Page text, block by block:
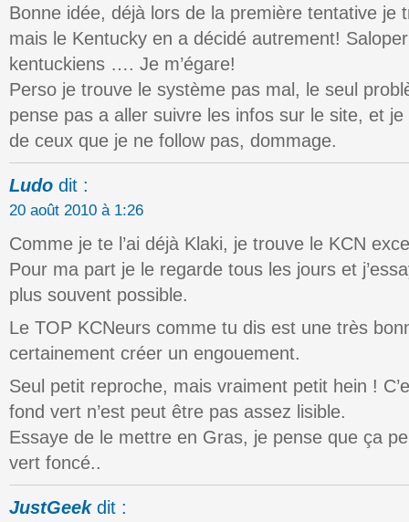
Bonne idée, déjà lors de la première tentative je
mais le Kentucky en a décidé autrement!
kentuckiens …. Je m’égare!
Perso je trouve le système pas mal, le seul
pense pas a aller suivre les infos sur le site, et
de ceux que je ne follow pas, dommage.
Ludo dit :
20 août 2010 à 1:26
Comme je te l’ai déjà Klaki, je trouve le KCN
Pour ma part je le regarde tous les jours et
plus souvent possible.
Le TOP KCNeurs comme tu dis est une très
certainement créer un engouement.
Seul petit reproche, mais vraiment petit hein !
fond vert n’est peut être pas assez lisible.
Essaye de le mettre en Gras, je pense que ça
vert foncé..
JustGeek dit :